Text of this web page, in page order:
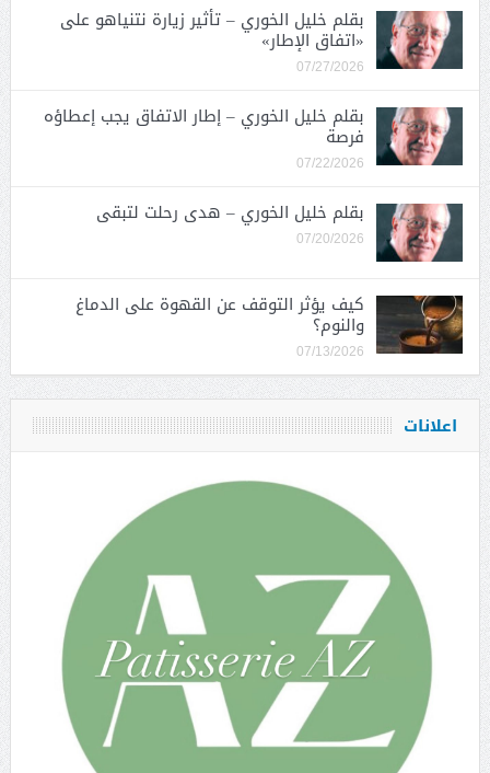
بقلم خليل الخوري – تأثير زيارة نتنياهو على
«اتفاق الإطار»
07/27/2026
بقلم خليل الخوري – إطار الاتفاق يجب إعطاؤه
فرصة
07/22/2026
بقلم خليل الخوري – هدى رحلت لتبقى
07/20/2026
كيف يؤثر التوقف عن القهوة على الدماغ
والنوم؟
07/13/2026
اعلانات